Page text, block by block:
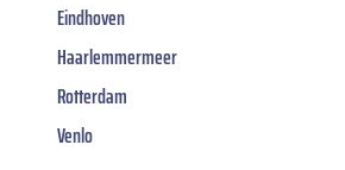
Eindhoven
Haarlemmermeer
Rotterdam
Venlo